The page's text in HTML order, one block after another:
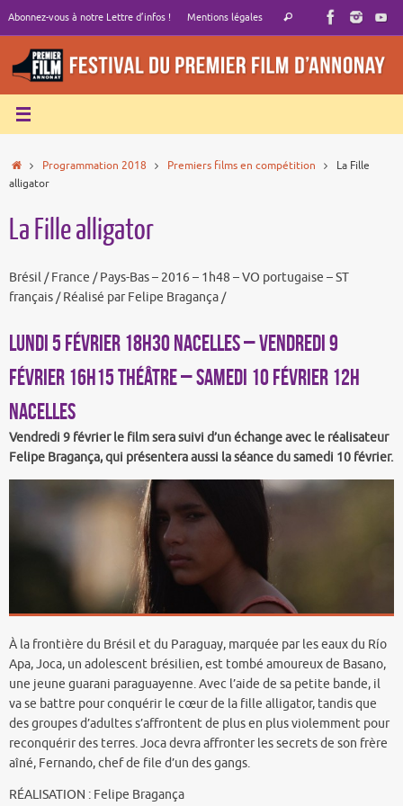
contenu
Abonnez-vous à notre Lettre d’infos ! Mentions légales
Recherche
Rechercher
AccueilProgrammation 2018 Premiers films en compétition
La Fille
alligator
La Fille alligator
Brésil / France / Pays-Bas – 2016 – 1h48 – VO portugaise – ST
français / Réalisé par Felipe Bragança /
LUNDI 5 FÉVRIER 18h30 NACELLES – VENDREDI 9
FÉVRIER 16h15 THÉÂTRE – SAMEDI 10 FÉVRIER 12h
NACELLES
Vendredi 9 février le film sera suivi d’un échange avec le réalisateur
Felipe Bragança, qui présentera aussi la séance du samedi 10 février.
À la frontière du Brésil et du Paraguay, marquée par les eaux du Río
Apa, Joca, un adolescent brésilien, est tombé amoureux de Basano,
une jeune guarani paraguayenne. Avec l’aide de sa petite bande, il
va se battre pour conquérir le cœur de la fille alligator, tandis que
des groupes d’adultes s’affrontent de plus en plus violemment pour
reconquérir des terres. Joca devra affronter les secrets de son frère
aîné, Fernando, chef de file d’un des gangs.
RÉALISATION : Felipe Bragança